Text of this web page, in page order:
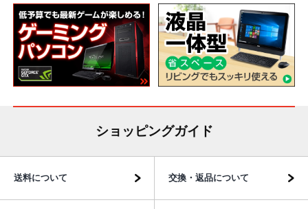
ショッピングガイド
送料について 交換・返品について